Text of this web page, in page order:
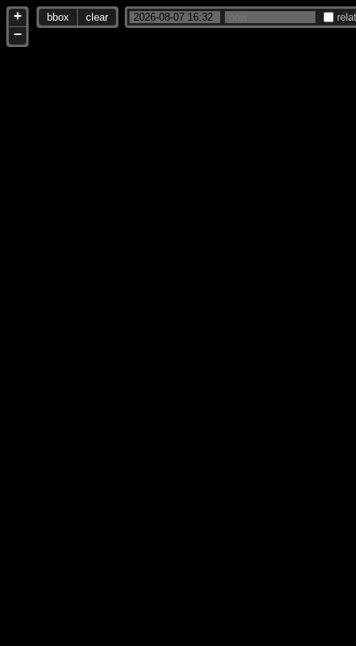
+
−
bbox clear